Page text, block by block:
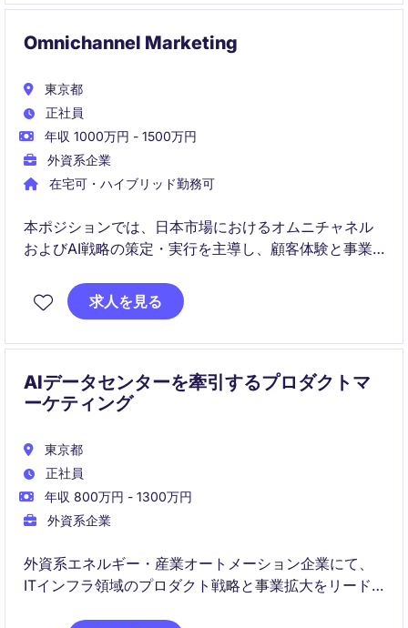
Omnichannel Marketing
東京都
正社員
年収 1000万円 - 1500万円
外資系企業
在宅可・ハイブリッド勤務可
本ポジションでは、日本市場におけるオムニチャネル
およびAI戦略の策定・実行を主導し、顧客体験と事業
ショナルな連携を通じて、戦略立案から実装・改善ま
で一貫してリードいただきます。
求人を見る
AIデータセンターを牽引するプロダクトマ
ーケティング
東京都
正社員
年収 800万円 - 1300万円
外資系企業
外資系エネルギー・産業オートメーション企業にて、
ITインフラ領域のプロダクト戦略と事業拡大をリード